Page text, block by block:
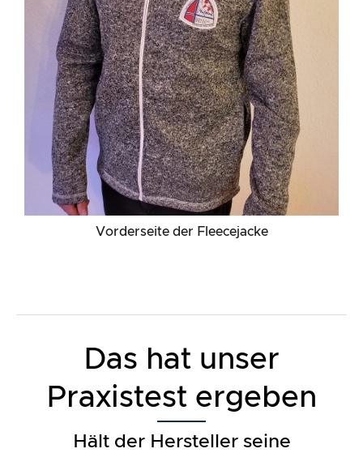
Vorderseite der Fleecejacke
Das hat unser
Praxistest ergeben
Hält der Hersteller seine